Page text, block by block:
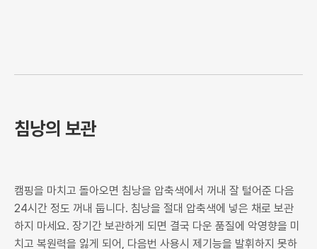
침낭의 보관
캠핑을 마치고 돌아오면 침낭을 압축색에서 꺼내 잘 털어준 다음
24시간 정도 꺼내 둡니다. 침낭을 절대 압축색에 넣은 채로 보관
하지 마세요. 장기간 보관하게 되면 결국 다운 품질에 악영향을 미
치고 복원력을 잃게 되어, 다음번 사용시 제기능을 발휘하지 못하